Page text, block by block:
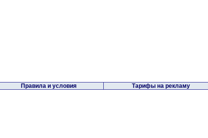
Правила и условия Тарифы на рекламу